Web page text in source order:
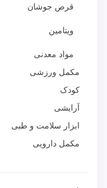
قرص جوشان
ویتامین
مواد معدنی
مکمل ورزشی
کودک
آرایشی
ابزار سلامت و طبی
مکمل دارویی